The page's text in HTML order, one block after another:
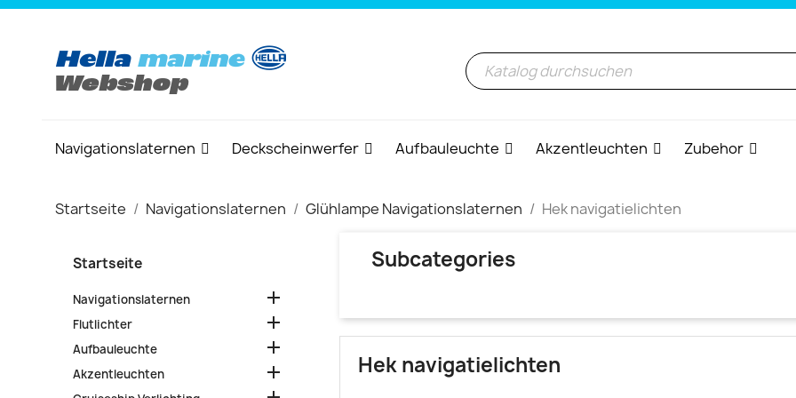
Navigationslaternen Deckscheinwerfer Aufbauleuchte Akzentleuchten Zubehor
Startseite Navigationslaternen Glühlampe Navigationslaternen Hek navigatielichten
Startseite
Navigationslaternen 
Flutlichter 
Aufbauleuchte 
Akzentleuchten 
Subcategories
Hek navigatielichten